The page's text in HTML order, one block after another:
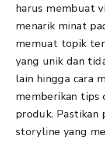
harus membuat
menarik minat
memuat topik
yang unik dan
lain hingga cara
memberikan tips
produk. Pastikan
storyline yang